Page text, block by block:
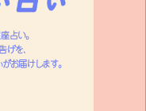
占い。
を、
お届けします。